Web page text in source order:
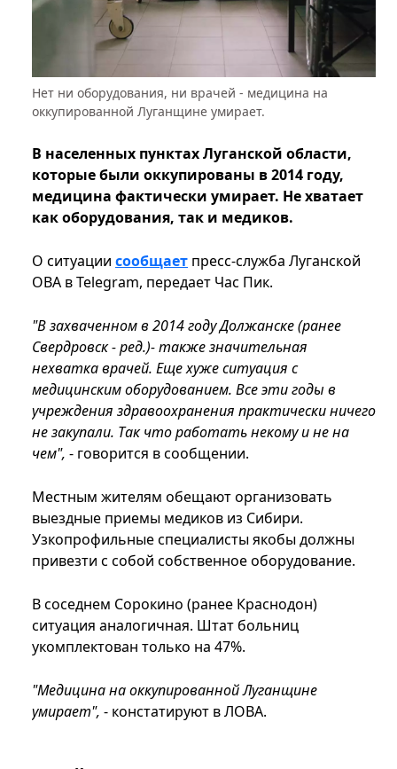
Нет ни оборудования, ни врачей - медицина на
оккупированной Луганщине умирает.
В населенных пунктах Луганской области,
которые были оккупированы в 2014 году,
медицина фактически умирает. Не хватает
как оборудования, так и медиков.
О ситуации сообщает пресс-служба Луганской
ОВА в Telegram, передает Час Пик.
"В захваченном в 2014 году Должанске (ранее
Свердровск - ред.)- также значительная
нехватка врачей. Еще хуже ситуация с
медицинским оборудованием. Все эти годы в
учреждения здравоохранения практически ничего
не закупали. Так что работать некому и не на
чем", - говорится в сообщении.
Местным жителям обещают организовать
выездные приемы медиков из Сибири.
Узкопрофильные специалисты якобы должны
привезти с собой собственное оборудование.
В соседнем Сорокино (ранее Краснодон)
ситуация аналогичная. Штат больниц
укомплектован только на 47%.
"Медицина на оккупированной Луганщине
умирает", - констатируют в ЛОВА.